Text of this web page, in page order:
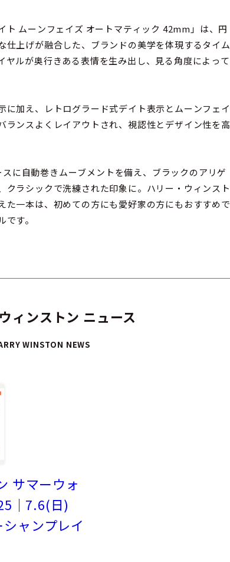
ト ムーンフェイズ オートマティック 42mm」は、円
仕上げが融合した、ブランドの美学を体現するタイム
ヤルが奥行きある表情を生み出し、見る角度によって
に加え、レトログラード式デイト表示とムーンフェイ
ランスよくレイアウトされ、視認性とデザイン性を高
に自動巻きムーブメントを備え、ブラックのアリゲ
クラシックで洗練された印象に。ハリー・ウィンスト
た一本は、初めての方にも愛好家の方にもおすすめで
す。
ィンストン ニュース
WINSTON NEWS
サマーウォ
｜7.6(日)
ャンプレイ